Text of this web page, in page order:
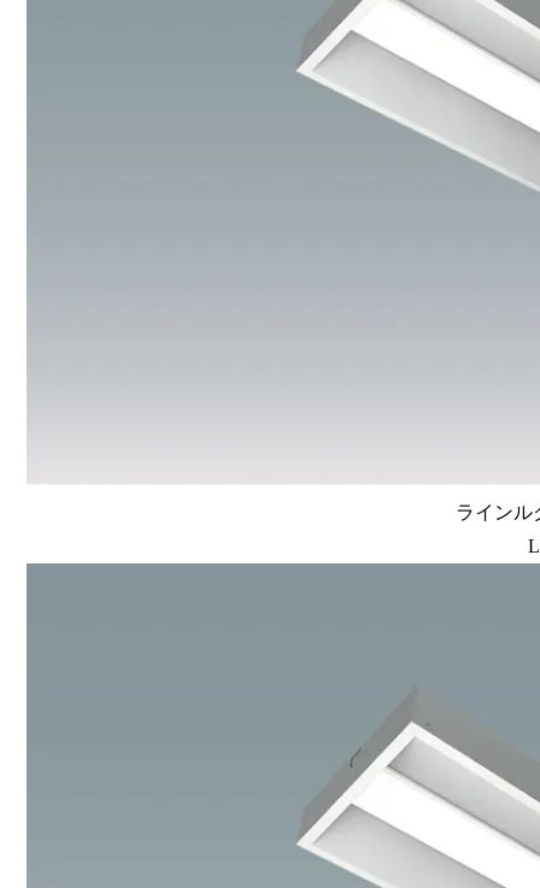
ラインル